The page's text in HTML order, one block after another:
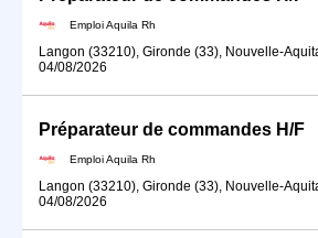
Emploi Aquila Rh
Langon (33210), Gironde (33), Nouvelle-
04/08/2026
Préparateur de commandes H/F
Emploi Aquila Rh
Langon (33210), Gironde (33), Nouvelle-
04/08/2026